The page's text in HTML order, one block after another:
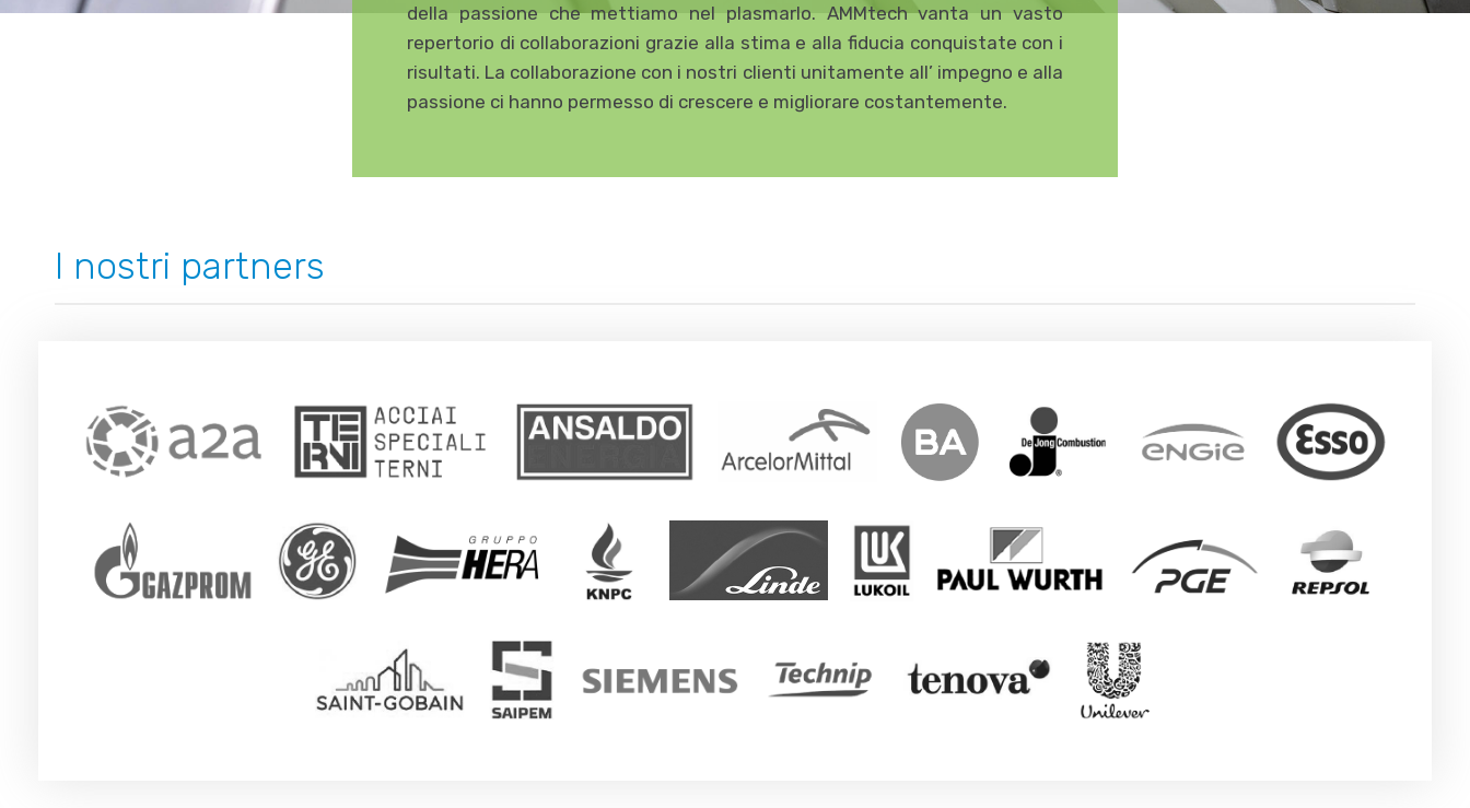
della passione che mettiamo nel plasmarlo. AMMtech vanta un vasto
repertorio di collaborazioni grazie alla stima e alla fiducia conquistate con i
risultati. La collaborazione con i nostri clienti unitamente all’ impegno e alla
passione ci hanno permesso di crescere e migliorare costantemente.
I nostri partners